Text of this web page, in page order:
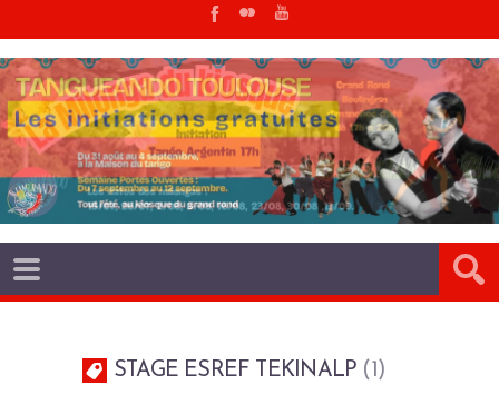
STAGE ESREF TEKINALP 1